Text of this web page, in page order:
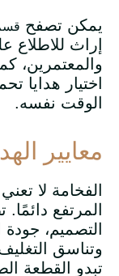
يمكن تصفح
إراث للاطلاع
والمعتمرين،
اختيار هدايا
الوقت نفسه.
معايير
الفخامة لا
المرتفع
التصميم، جودة
وتناسق
تبدو القطعة